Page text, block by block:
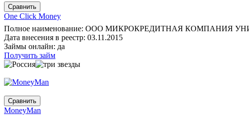
One Click Money
Полное наименование: ООО МИКРОКРЕДИТНАЯ КОМПАНИЯ
Дата внесения в реестр: 03.11.2015
Займы онлайн: да
Получить займ
MoneyMan